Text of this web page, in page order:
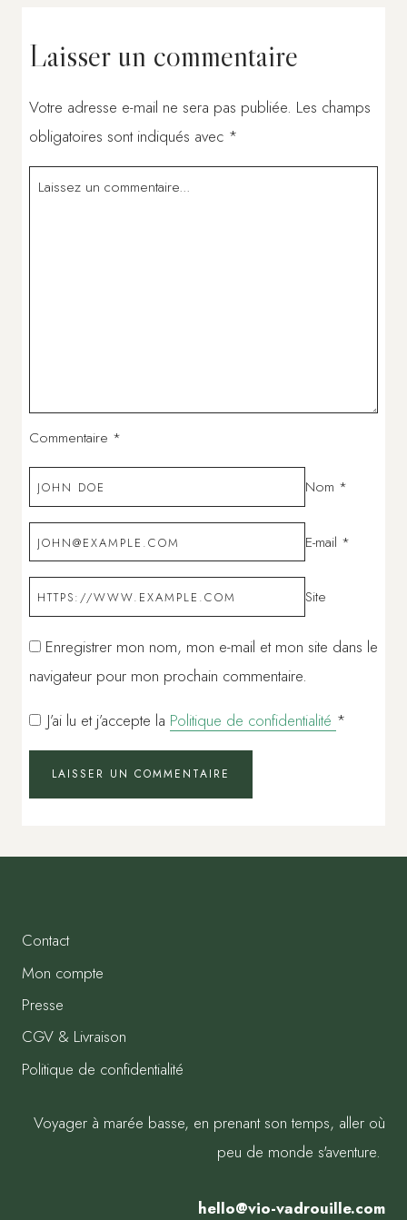
Laisser un commentaire
Votre adresse e-mail ne sera pas publiée. Les champs
obligatoires sont indiqués avec *
Commentaire *
Nom *
E-mail *
Site
Enregistrer mon nom, mon e-mail et mon site dans le
navigateur pour mon prochain commentaire.
J’ai lu et j’accepte la Politique de confidentialité *
Contact
Mon compte
Presse
CGV & Livraison
Politique de confidentialité
Voyager à marée basse, en prenant son temps, aller où
peu de monde s'aventure.
hello@vio-vadrouille.com